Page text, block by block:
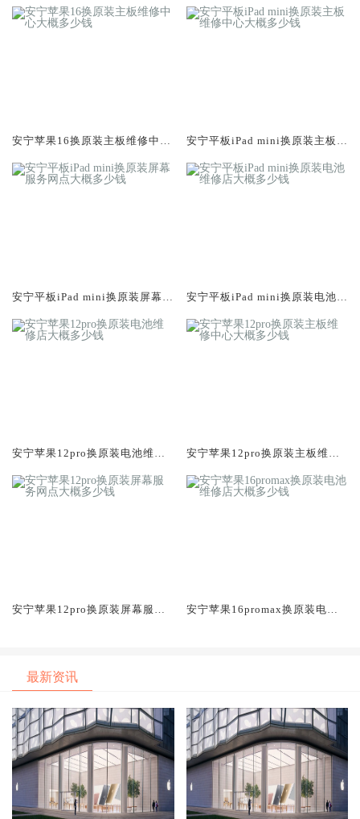
安宁苹果16换原装主板维修中心
安宁平板iPad mini换原装主板维
安宁平板iPad mini换原装屏幕服
安宁平板iPad mini换原装电池维
安宁苹果12pro换原装电池维修
安宁苹果12pro换原装主板维修
安宁苹果12pro换原装屏幕服务
安宁苹果16promax换原装电池
最新资讯